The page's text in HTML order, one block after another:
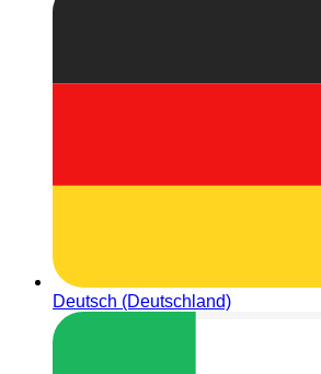
Deutsch (Deutschland)